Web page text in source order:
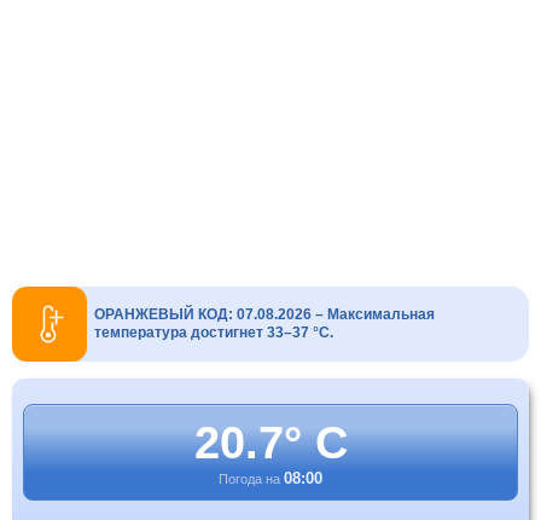
ОРАНЖЕВЫЙ КОД: 07.08.2026 – Максимальная
температура достигнет 33–37 °C.
20.7° C
Погода на 08:00